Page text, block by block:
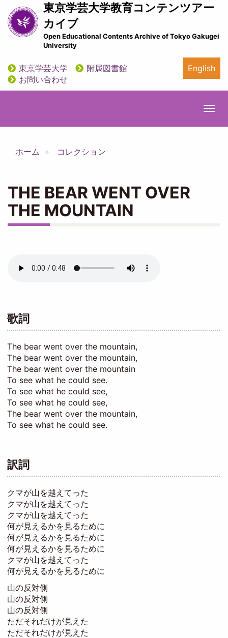
イ
ン
ン
ツ
東京学芸大学教育コンテンツアー
カイブ
Open Educational Contents Archive of Tokyo Gakugei
University
utility
東京学芸大学
附属図書館
お問い合わせ
English
ホーム コレクション
THE BEAR WENT OVER
THE MOUNTAIN
file
歌詞
The bear went over the mountain,
The bear went over the mountain,
The bear went over the mountain
To see what he could see.
To see what he could see,
To see what he could see,
The bear went over the mountain,
To see what he could see.
訳詞
クマが山を越えてった
クマが山を越えてった
クマが山を越えてった
何が見えるかを見るために
何が見えるかを見るために
何が見えるかを見るために
クマが山を越えてった
何が見えるかを見るために
山の反対側
山の反対側
山の反対側
ただそれだけが見えた
ただそれだけが見えた